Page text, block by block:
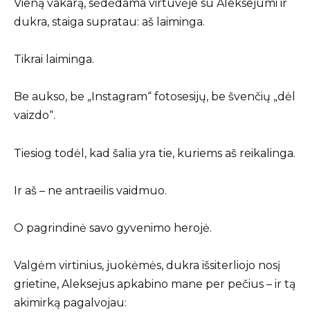
Vieną vakarą, sėdėdama virtuvėje su Aleksejumi ir
dukra, staiga supratau: aš laiminga.
Tikrai laiminga.
Be aukso, be „Instagram“ fotosesijų, be švenčių „dėl
vaizdo“.
Tiesiog todėl, kad šalia yra tie, kuriems aš reikalinga.
Ir aš – ne antraeilis vaidmuo.
O pagrindinė savo gyvenimo herojė.
Valgėm virtinius, juokėmės, dukra išsiterliojo nosį
grietine, Aleksejus apkabino mane per pečius – ir tą
akimirką pagalvojau: